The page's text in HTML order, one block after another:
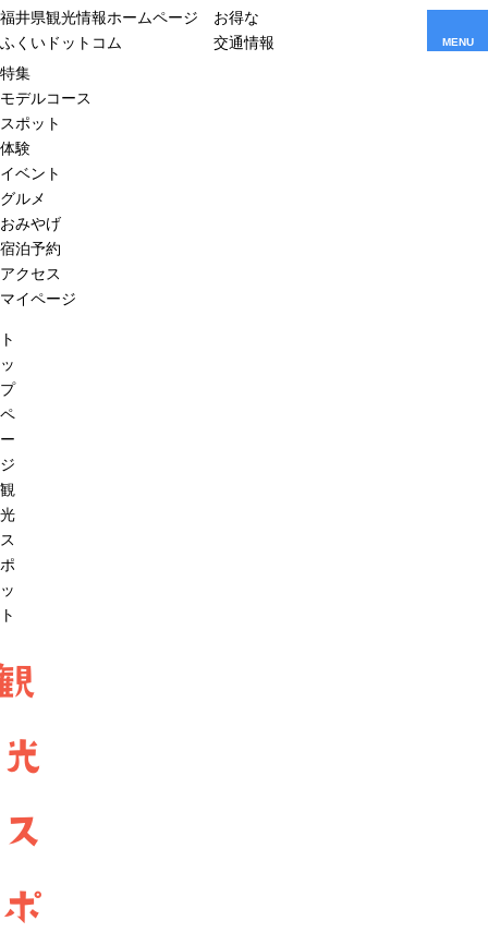
福井県観光情報ホームページ
ふくいドットコム
お得な
交通情報
MENU
特集
モデルコース
スポット
体験
イベント
グルメ
おみやげ
宿泊予約
アクセス
マイページ
ト
ッ
プ
ペ
ー
ジ
観
光
ス
ポ
ッ
ト
光
ス
ポ